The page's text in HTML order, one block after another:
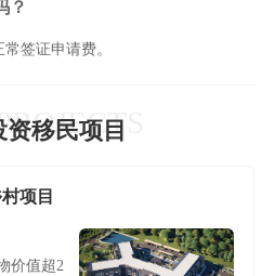
？
签证申请费。
移民项目
项目
价值超2